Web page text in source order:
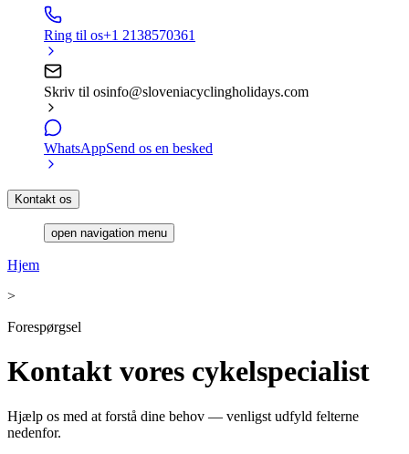
Ring til os+1 2138570361
Skriv til osinfo@sloveniacyclingholidays.com
WhatsAppSend os en besked
Kontakt os
open navigation menu
Hjem
>
Forespørgsel
Kontakt vores cykelspecialist
Hjælp os med at forstå dine behov — venligst udfyld felterne
nedenfor.